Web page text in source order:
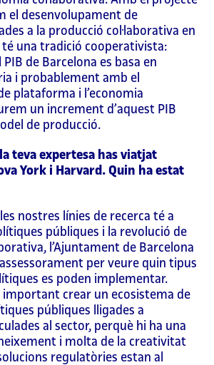
el desenvolupament de
a la producció col·laborativa en
té una tradició cooperativista:
de Barcelona es basa en
i probablement amb el
plataforma i l’economia
un increment d’aquest PIB
de producció.
teva expertesa has viatjat
York i Harvard. Quin ha estat
nostres línies de recerca té a
públiques i la revolució de
l’Ajuntament de Barcelona
per veure quin tipus
es poden implementar.
important crear un ecosistema de
públiques lligades a
al sector, perquè hi ha una
i molta de la creativitat
regulatòries estan al